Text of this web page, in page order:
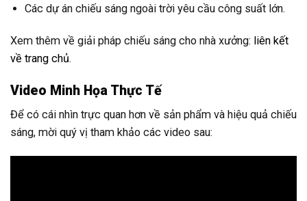
Các dự án chiếu sáng ngoài trời yêu cầu công suất lớn.
Xem thêm về giải pháp chiếu sáng cho nhà xưởng: liên kết
về trang chủ.
Video Minh Họa Thực Tế
Để có cái nhìn trực quan hơn về sản phẩm và hiệu quả chiếu
sáng, mời quý vị tham khảo các video sau: